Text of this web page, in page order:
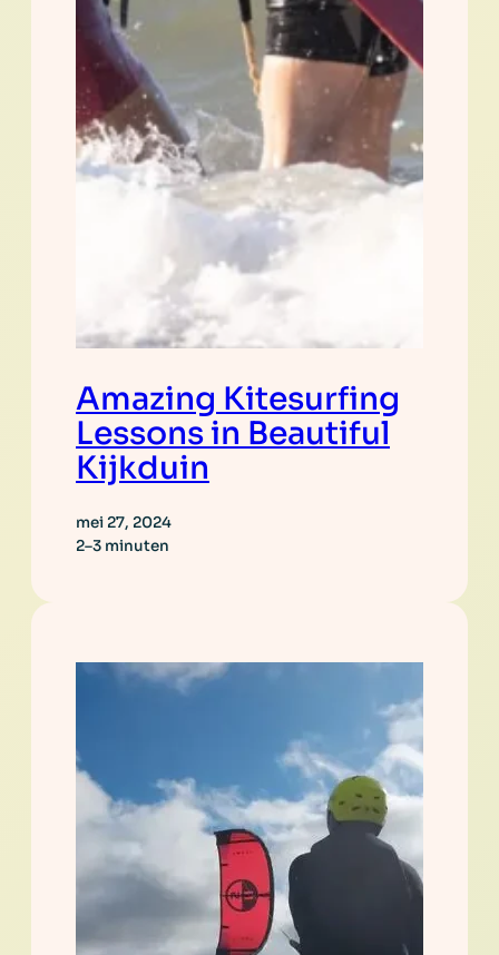
Amazing Kitesurfing
Lessons in Beautiful
Kijkduin
mei 27, 2024
2–3 minuten